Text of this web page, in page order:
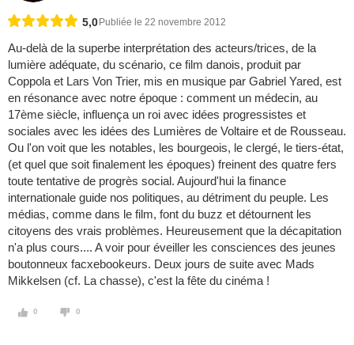
5,0 Publiée le 22 novembre 2012
Au-delà de la superbe interprétation des acteurs/trices, de la
lumière adéquate, du scénario, ce film danois, produit par
Coppola et Lars Von Trier, mis en musique par Gabriel Yared, est
en résonance avec notre époque : comment un médecin, au
17ème siècle, influença un roi avec idées progressistes et
sociales avec les idées des Lumières de Voltaire et de Rousseau.
Ou l'on voit que les notables, les bourgeois, le clergé, le tiers-état,
(et quel que soit finalement les époques) freinent des quatre fers
toute tentative de progrès social. Aujourd'hui la finance
internationale guide nos politiques, au détriment du peuple. Les
médias, comme dans le film, font du buzz et détournent les
citoyens des vrais problèmes. Heureusement que la décapitation
n'a plus cours.... A voir pour éveiller les consciences des jeunes
boutonneux facxebookeurs. Deux jours de suite avec Mads
Mikkelsen (cf. La chasse), c'est la fête du cinéma !
0 0